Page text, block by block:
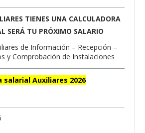
TIENES UNA CALCULADORA
SERÁ TU PRÓXIMO SALARIO
salarial Auxiliares 2026